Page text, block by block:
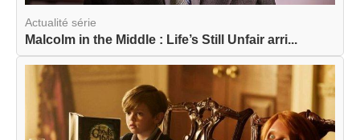
Actualité série
Malcolm in the Middle : Life’s Still Unfair arri...